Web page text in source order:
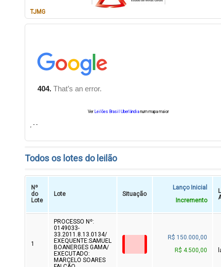
TJMG
Ver Leilões Brasil Uberlândia num mapa maior
, - -
Todos os lotes do leilão
Nº
do
Lote
Lote Situação
Lanço Inicial
Incremento
1
PROCESSO Nº:
0149033-
33.2011.8.13.0134/
EXEQUENTE:SAMUEL
BOANERGES GAMA/
EXECUTADO:
MARCELO SOARES
R$ 150.000,00
R$ 4.500,00